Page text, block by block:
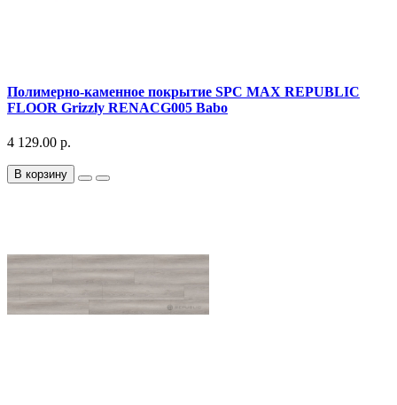
Полимерно-каменное покрытие SPC MAX REPUBLIC
FLOOR Grizzly RENACG005 Babo
4 129.00 р.
В корзину